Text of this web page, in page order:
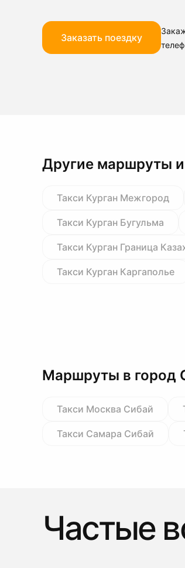
Заказать поездку
Другие маршруты
Такси Курган Межгород
Такси Курган Бугульма
Такси Курган Граница
Такси Курган Каргаполье
Маршруты в город
Такси Москва Сибай
Такси Самара Сибай
Частые